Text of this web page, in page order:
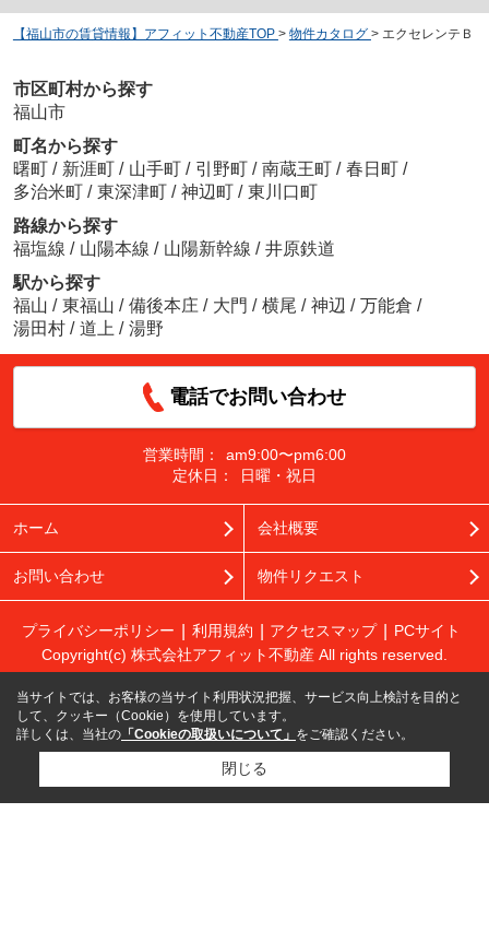
【福山市の賃貸情報】アフィット不動産TOP > 物件カタログ > エクセレンテＢ
市区町村から探す
福山市
町名から探す
曙町 / 新涯町 / 山手町 / 引野町 / 南蔵王町 / 春日町 /
多治米町 / 東深津町 / 神辺町 / 東川口町
路線から探す
福塩線 / 山陽本線 / 山陽新幹線 / 井原鉄道
駅から探す
福山 / 東福山 / 備後本庄 / 大門 / 横尾 / 神辺 / 万能倉 /
湯田村 / 道上 / 湯野
電話でお問い合わせ
営業時間：
am9:00〜pm6:00
定休日：
日曜・祝日
ホーム 会社概要
お問い合わせ 物件リクエスト
プライバシーポリシー 利用規約 アクセスマップ
PCサイト
Copyright(c) 株式会社アフィット不動産 All rights reserved.
当サイトでは、お客様の当サイト利用状況把握、サービス向上検討を目的と
して、クッキー（Cookie）を使用しています。
詳しくは、当社の 「Cookieの取扱いについて」 をご確認ください。
閉じる